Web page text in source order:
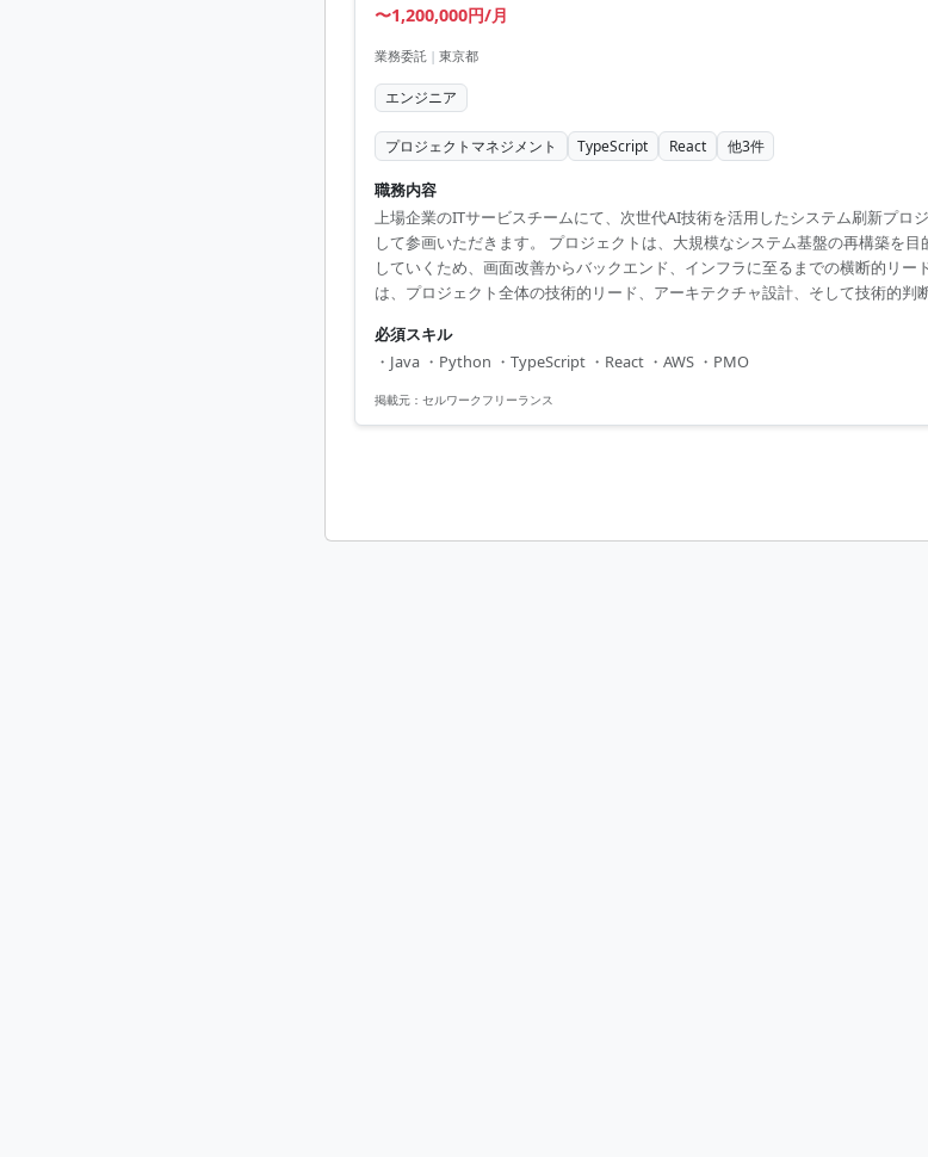
〜1,200,000円/月
業務委託 | 東京都
エンジニア
プロジェクトマネジメント TypeScript React 他3件
職務内容
上場企業のITサービスチームにて、次世代AI技術を活用したシステム刷新プロ
して参画いただきます。 プロジェクトは、大規模なシステム基盤の再構築を
していくため、画面改善からバックエンド、インフラに至るまでの横断的リー
は、プロジェクト全体の技術的リード、アーキテクチャ設計、そして技術的判
進め、加えてAIを活用した新たな価値創造に取り組む場面も多くあります。 ...
必須スキル
・Java ・Python ・TypeScript ・React ・AWS ・PMO
掲載元： セルワークフリーランス